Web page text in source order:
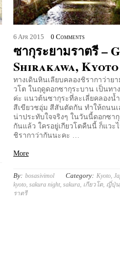
6 Apr 2015 0 Comments
ซากุระยามราตรี –
Shirakawa, Kyoto
ทางเดินหินเลียบคลองชิรากาว่ายา
วโต ในฤดูดอกซากุระบาน เป็นทา
ค่ะ แนวต้นซากุระที่ละเลี่ยคลองน้
สีเขียวชอุ่ม สีสันตัดกัน ทำให้ถนน
น่าประทับใจจริงๆ ในวันนี้ดอกซา
กันแล้ว ใครอยู่เกียวโตคืนนี้ ก็แวะ
ชิรากาว่ากันนะคะ …
More
By: bosasivimol Category: Kyoto,
kyoto, sakura night, sakura, เกียวโต, ญี่ปุ่น,
ราตรี